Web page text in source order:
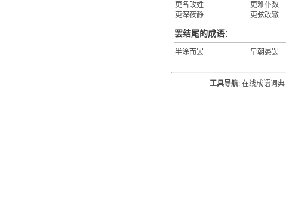
更名改姓
更难仆数
更深夜静
更弦改辙
罢结尾的成语：
半涂而罢 早朝晏罢
工具导航: 在线成语词典